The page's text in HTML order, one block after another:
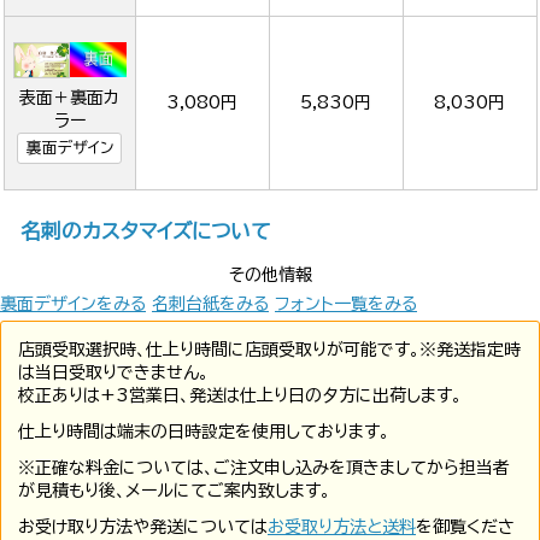
表面＋裏面カ
ラー
裏面デザイン
3,080円 5,830円 8,030円
名刺のカスタマイズについて
その他情報
裏面デザインをみる 名刺台紙をみる フォント一覧をみる
店頭受取選択時、仕上り時間に店頭受取りが可能です。※発送指定時
は当日受取りできません。
校正ありは+3営業日、発送は仕上り日の夕方に出荷します。
仕上り時間は端末の日時設定を使用しております。
※正確な料金については、ご注文申し込みを頂きましてから担当者
が見積もり後、メールにてご案内致します。
お受け取り方法や発送についてはお受取り方法と送料を御覧くださ